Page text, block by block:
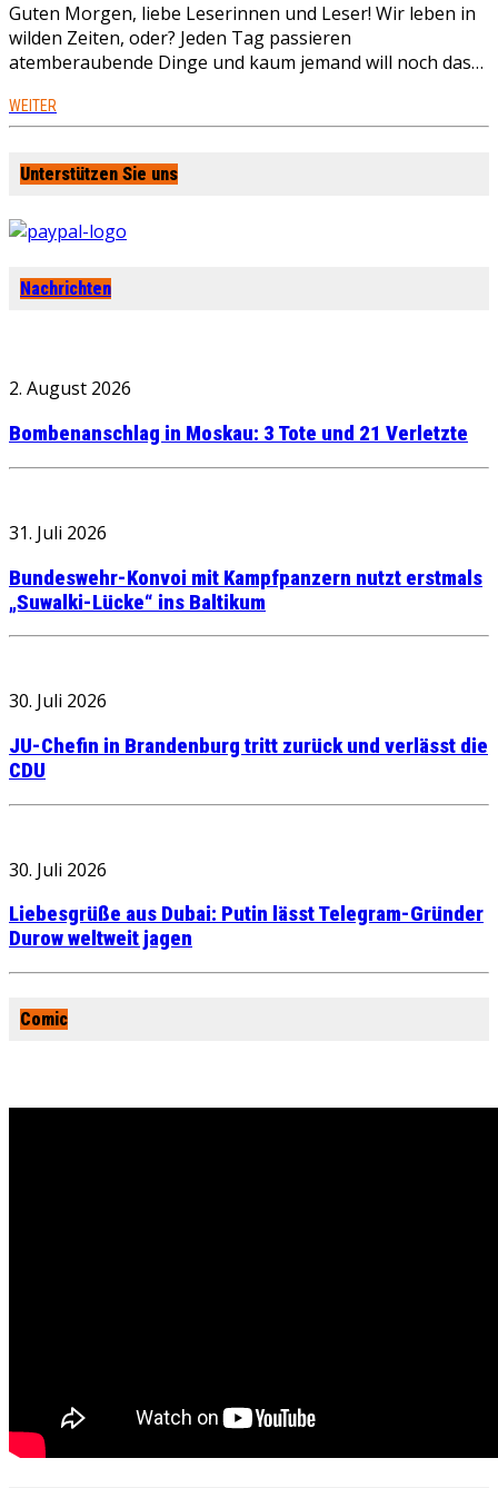
Guten Morgen, liebe Leserinnen und Leser! Wir leben in
wilden Zeiten, oder? Jeden Tag passieren
atemberaubende Dinge und kaum jemand will noch das…
WEITER
Unterstützen Sie uns
Nachrichten
2. August 2026
Bombenanschlag in Moskau: 3 Tote und 21 Verletzte
31. Juli 2026
Bundeswehr-Konvoi mit Kampfpanzern nutzt erstmals
„Suwalki-Lücke“ ins Baltikum
30. Juli 2026
JU-Chefin in Brandenburg tritt zurück und verlässt die
CDU
30. Juli 2026
Liebesgrüße aus Dubai: Putin lässt Telegram-Gründer
Durow weltweit jagen
Comic